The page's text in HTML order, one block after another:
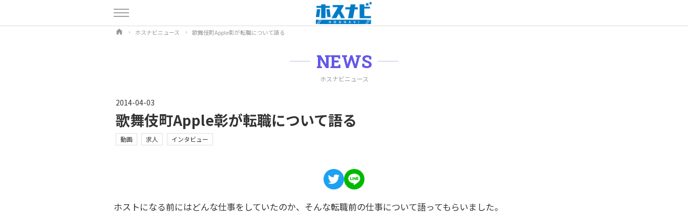
ホスナビニュース 歌舞伎町Apple彰が転職について語る
NEWS
ホスナビニュース
2014-04-03
歌舞伎町Apple彰が転職について語る
動画 求人 インタビュー
ホストになる前にはどんな仕事をしていたのか、そんな転職前の仕事について語ってもらいました。